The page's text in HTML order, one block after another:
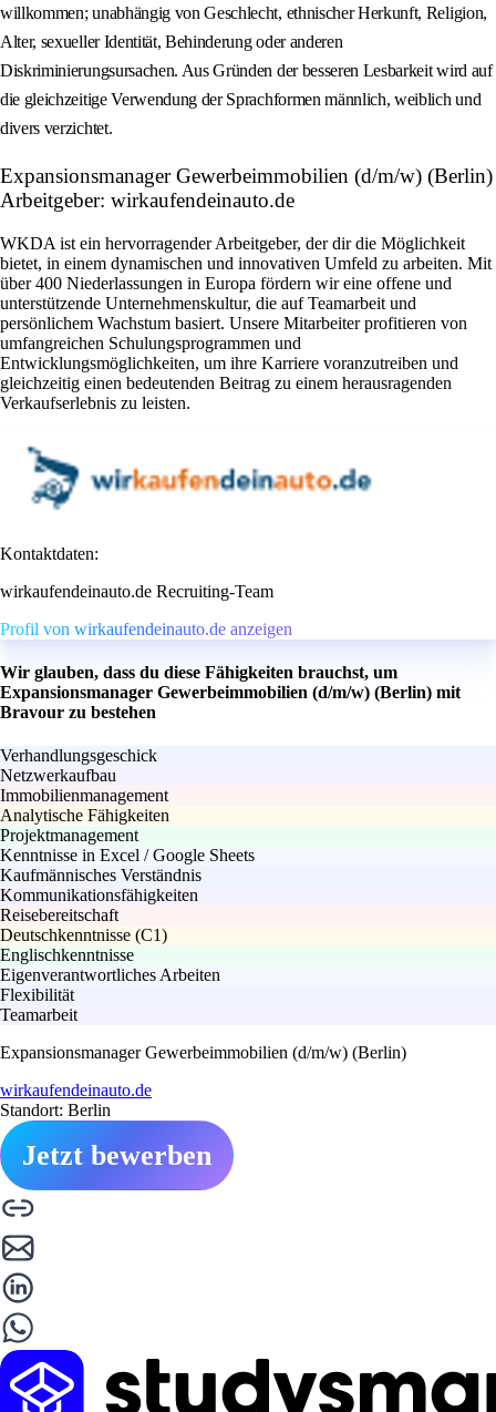
willkommen; unabhängig von Geschlecht, ethnischer Herkunft, Religion,
Alter, sexueller Identität, Behinderung oder anderen
Diskriminierungsursachen. Aus Gründen der besseren Lesbarkeit wird auf
die gleichzeitige Verwendung der Sprachformen männlich, weiblich und
divers verzichtet.
Expansionsmanager Gewerbeimmobilien (d/m/w) (Berlin)
Arbeitgeber: wirkaufendeinauto.de
WKDA ist ein hervorragender Arbeitgeber, der dir die Möglichkeit
bietet, in einem dynamischen und innovativen Umfeld zu arbeiten. Mit
über 400 Niederlassungen in Europa fördern wir eine offene und
unterstützende Unternehmenskultur, die auf Teamarbeit und
persönlichem Wachstum basiert. Unsere Mitarbeiter profitieren von
umfangreichen Schulungsprogrammen und
Entwicklungsmöglichkeiten, um ihre Karriere voranzutreiben und
gleichzeitig einen bedeutenden Beitrag zu einem herausragenden
Verkaufserlebnis zu leisten.
Kontaktdaten:
wirkaufendeinauto.de Recruiting-Team
Profil von wirkaufendeinauto.de anzeigen
Wir glauben, dass du diese Fähigkeiten brauchst, um
Expansionsmanager Gewerbeimmobilien (d/m/w) (Berlin) mit
Bravour zu bestehen
Verhandlungsgeschick
Netzwerkaufbau
Immobilienmanagement
Analytische Fähigkeiten
Projektmanagement
Kenntnisse in Excel / Google Sheets
Kaufmännisches Verständnis
Kommunikationsfähigkeiten
Reisebereitschaft
Deutschkenntnisse (C1)
Englischkenntnisse
Eigenverantwortliches Arbeiten
Flexibilität
Teamarbeit
Expansionsmanager Gewerbeimmobilien (d/m/w) (Berlin)
wirkaufendeinauto.de
Standort: Berlin
Jetzt bewerben